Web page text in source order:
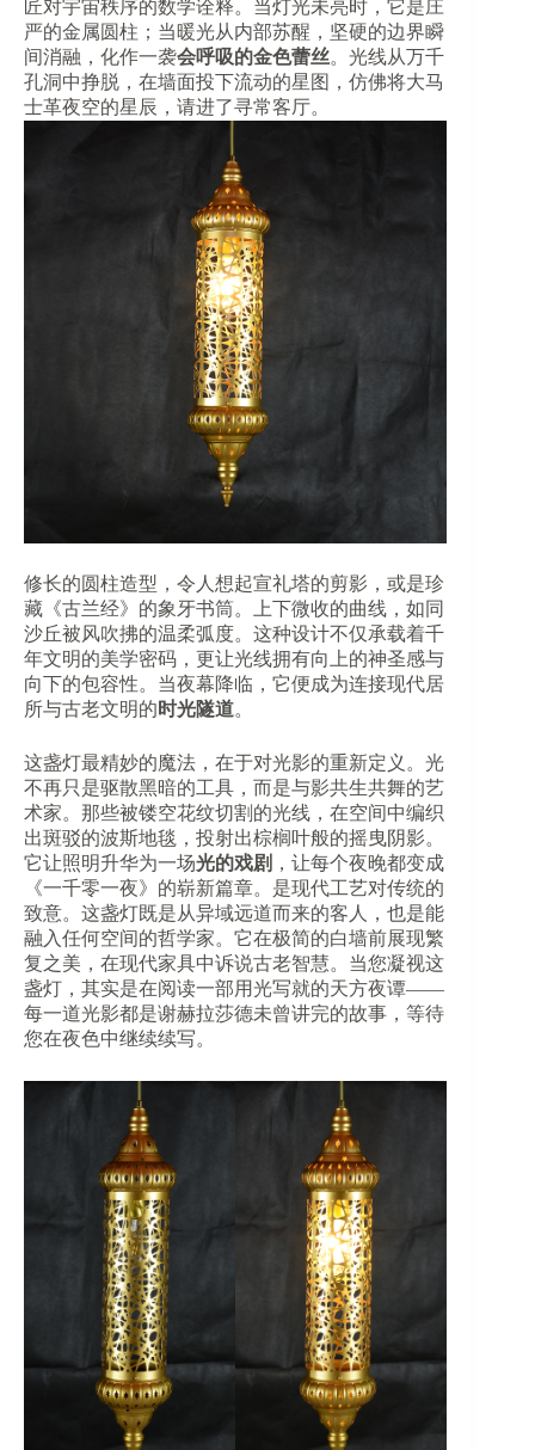
匠对宇宙秩序的数学诠释。当灯光未亮时，它是庄
严的金属圆柱；当暖光从内部苏醒，坚硬的边界瞬
间消融，化作一袭​​会呼吸的金色蕾丝​​。光线从万千
孔洞中挣脱，在墙面投下流动的星图，仿佛将大马
士革夜空的星辰，请进了寻常客厅。
修长的圆柱造型，令人想起宣礼塔的剪影，或是珍
藏《古兰经》的象牙书筒。上下微收的曲线，如同
沙丘被风吹拂的温柔弧度。这种设计不仅承载着千
年文明的美学密码，更让光线拥有向上的神圣感与
向下的包容性。当夜幕降临，它便成为连接现代居
所与古老文明的​ ​时光隧道​​。
这盏灯最精妙的魔法，在于对光影的重新定义。光
不再只是驱散黑暗的工具，而是与影共生共舞的艺
术家。那些被镂空花纹切割的光线，在空间中编织
出斑驳的波斯地毯，投射出棕榈叶般的摇曳阴影。
它让照明升华为一场​​光的戏剧​ ​，让每个夜晚都变成
《一千零一夜》的崭新篇章。是现代工艺对传统的
致意。这盏灯既是从异域远道而来的客人，也是能
融入任何空间的哲学家。它在极简的白墙前展现繁
复之美，在现代家具中诉说古老智慧。当您凝视这
盏灯，其实是在阅读一部用光写就的天方夜谭——
每一道光影都是谢赫拉莎德未曾讲完的故事，等待
您在夜色中继续续写。